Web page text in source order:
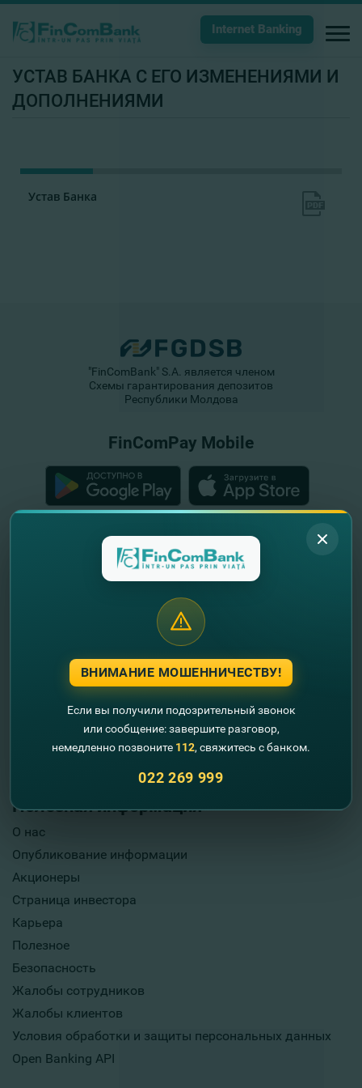
Internet Banking
УСТАВ БАНКА С ЕГО ИЗМЕНЕНИЯМИ И
ДОПОЛНЕНИЯМИ
Устав Банка
Полезная информация
О нас
Опубликование информации
Акционеры
Страница инвестора
Карьера
Полезное
Безопасность
Жалобы сотрудников
Жалобы клиентов
Условия обработки и защиты персональных данных
Open Banking API
"FinComBank" S.A. является членом
Схемы гарантирования депозитов
Республики Молдова
FinComPay Mobile
ВНИМАНИЕ МОШЕННИЧЕСТВУ!
Если вы получили подозрительный звонок
или сообщение: завершите разговор,
немедленно позвоните 112, свяжитесь с банком.
022 269 999